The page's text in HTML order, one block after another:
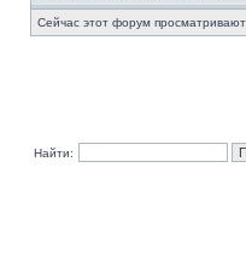
Сейчас этот форум
Найти: